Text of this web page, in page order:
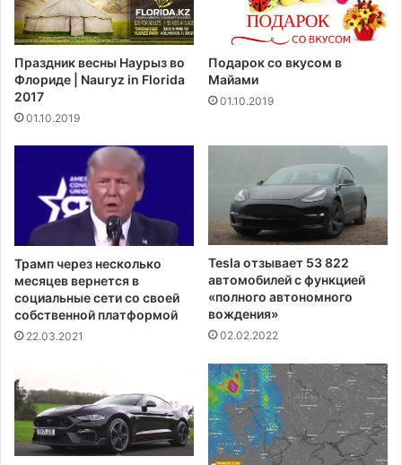
й
н
е
м
о
р
о
о
а
п
а
л
и
з
а
н
п
р
о
щ
е
н
г
в
п
о
у
д
е
н
Праздник весны Наурыз во
Флориде | Nauryz in Florida
2017
01.10.2019
Подарок со вкусом в
Майами
01.10.2019
Трамп через несколько
месяцев вернется в
социальные сети со своей
собственной платформой
22.03.2021
Tesla отзывает 53 822
автомобилей с функцией
«полного автономного
вождения»
02.02.2022